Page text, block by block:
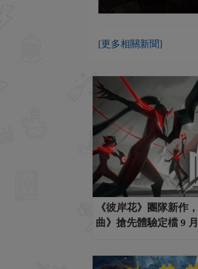
[更多相關新聞]
《彼岸花》團隊新作
曲》搶先體驗定檔 9